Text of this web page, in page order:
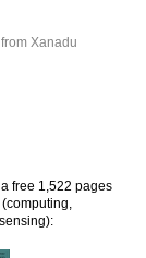
Xanadu
, a free 1,522 pages